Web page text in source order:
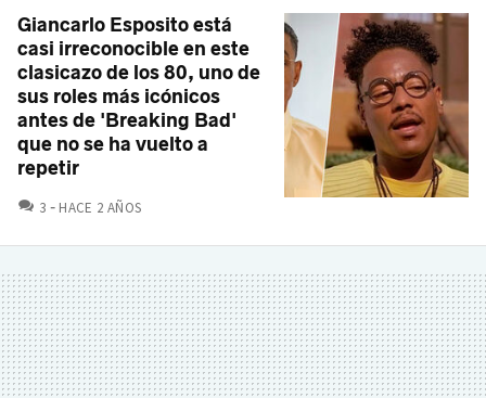
Giancarlo Esposito está
casi irreconocible en este
clasicazo de los 80, uno de
sus roles más icónicos
antes de 'Breaking Bad'
que no se ha vuelto a
repetir
3 COMENTARIOS
HACE 2 AÑOS